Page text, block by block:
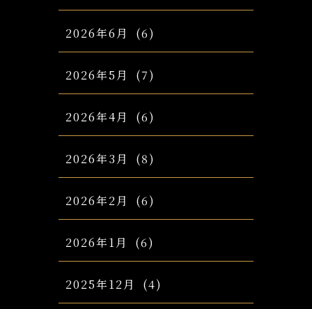
2026年6月 (6)
2026年5月 (7)
2026年4月 (6)
2026年3月 (8)
2026年2月 (6)
2026年1月 (6)
2025年12月 (4)